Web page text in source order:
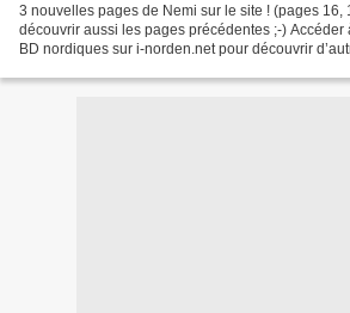
3 nouvelles pages de Nemi sur le site ! (pages 16,
découvrir aussi les pages précédentes ;-)
BD nordiques sur i-norden.net pour découvrir